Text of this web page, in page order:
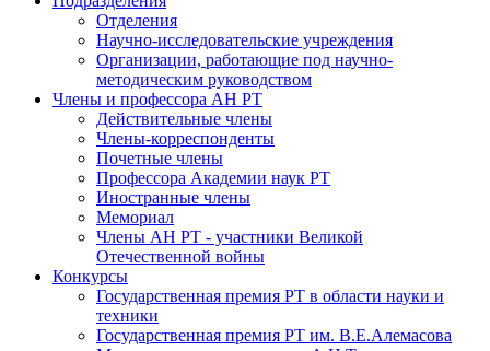
Отделения
Научно-исследовательские учреждения
Организации, работающие под научно-
методическим руководством
Члены и профессора АН РТ
Действительные члены
Члены-корреспонденты
Почетные члены
Профессора Академии наук РТ
Иностранные члены
Мемориал
Члены АН РТ - участники Великой
Отечественной войны
Конкурсы
Государственная премия РТ в области науки и
техники
Государственная премия РТ им. В.Е.Алемасова